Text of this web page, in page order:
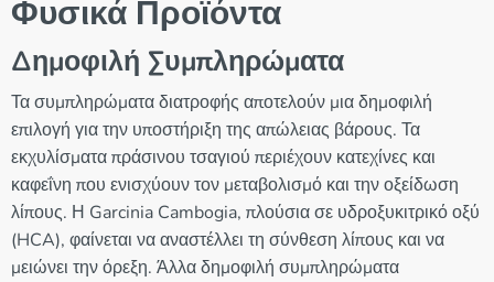
Φυσικά Προϊόντα
Δημοφιλή Συμπληρώματα
Τα συμπληρώματα διατροφής αποτελούν μια δημοφιλή
επιλογή για την υποστήριξη της απώλειας βάρους. Τα
εκχυλίσματα πράσινου τσαγιού περιέχουν κατεχίνες και
καφεΐνη που ενισχύουν τον μεταβολισμό και την οξείδωση
λίπους. Η Garcinia Cambogia, πλούσια σε υδροξυκιτρικό οξύ
(HCA), φαίνεται να αναστέλλει τη σύνθεση λίπους και να
μειώνει την όρεξη. Άλλα δημοφιλή συμπληρώματα